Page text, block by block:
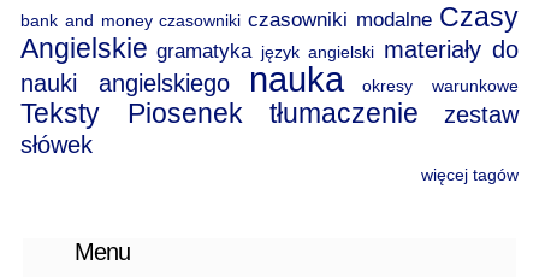
bank and money czasowniki czasowniki modalne Czasy
Angielskie gramatyka język angielski materiały do
nauki angielskiego
nauka okresy warunkowe
Teksty Piosenek tłumaczenie
zestaw
słówek
więcej tagów
Menu